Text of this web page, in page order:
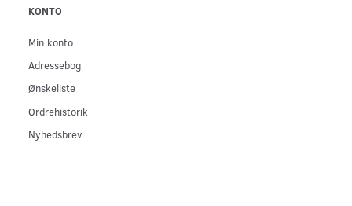
KONTO
Min konto
Adressebog
Ønskeliste
Ordrehistorik
Nyhedsbrev